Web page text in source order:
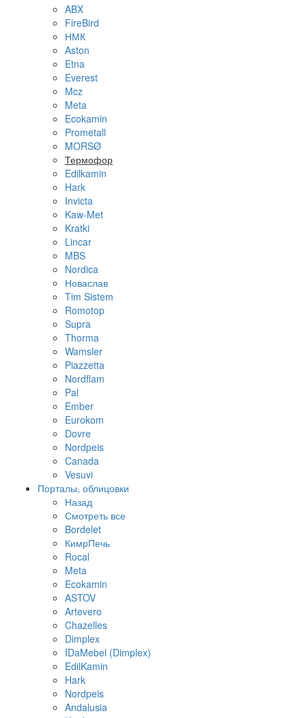
ABX
FireBird
НМК
Aston
Etna
Everest
Mcz
Meta
Ecokamin
Prometall
MORSØ
Термофор
Edilkamin
Hark
Invicta
Kaw-Met
Kratki
Lincar
MBS
Nordica
Новаслав
Tim Sistem
Romotop
Supra
Thorma
Wamsler
Piazzetta
Nordflam
Pal
Ember
Eurokom
Dovre
Nordpeis
Canada
Vesuvi
Порталы, облицовки
Назад
Смотреть все
Bordelet
КимрПечь
Rocal
Meta
Ecokamin
ASTOV
Artevero
Chazelles
Dimplex
IDaMebel (Dimplex)
EdilKamin
Hark
Nordpeis
Andalusia